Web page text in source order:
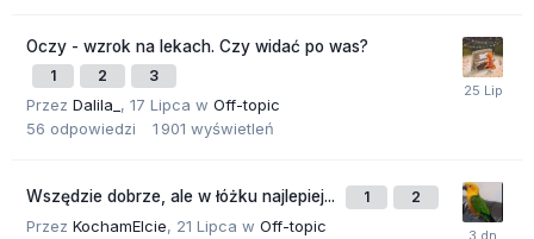
Oczy - wzrok na lekach. Czy widać po was?
1 2 3
Przez Dalila_ , 17 Lipca w Off-topic
56 odpowiedzi 1 901 wyświetleń
Wszędzie dobrze, ale w łóżku najlepiej... 1 2
Przez KochamElcie, 21 Lipca w Off-topic